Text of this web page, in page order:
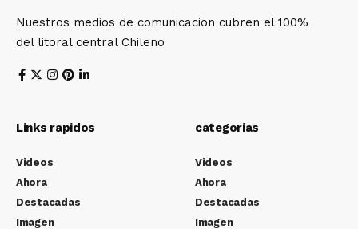
Nuestros medios de comunicacion cubren el 100%
del litoral central Chileno
Links rapidos
Videos
Ahora
Destacadas
Imagen
categorias
Videos
Ahora
Destacadas
Imagen